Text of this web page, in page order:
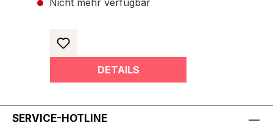
Nicht mehr verfügbar
DETAILS
SERVICE-HOTLINE